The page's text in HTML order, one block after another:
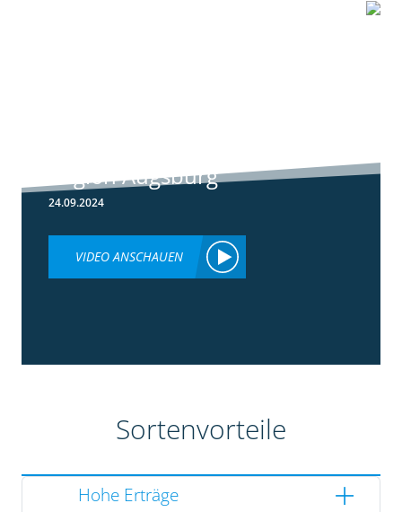
Region Augsburg
24.09.2024
VIDEO ANSCHAUEN
Sortenvorteile
Hohe Erträge